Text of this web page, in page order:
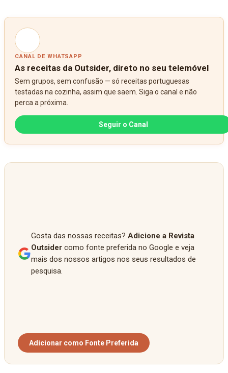
CANAL DE WHATSAPP
As receitas da Outsider, direto no seu telemóvel
Sem grupos, sem confusão — só receitas portuguesas
testadas na cozinha, assim que saem. Siga o canal e não
perca a próxima.
Seguir o Canal
Gosta das nossas receitas? Adicione a Revista
Outsider como fonte preferida no Google e veja
mais dos nossos artigos nos seus resultados de
pesquisa.
Adicionar como Fonte Preferida